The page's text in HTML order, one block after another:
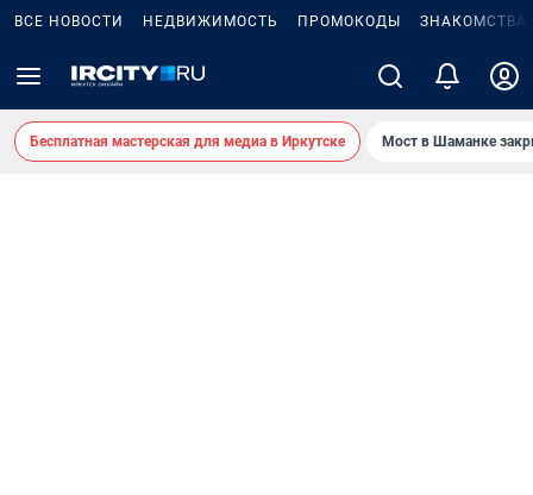
ВСЕ НОВОСТИ НЕДВИЖИМОСТЬ ПРОМОКОДЫ ЗНАКОМСТВА
Бесплатная мастерская для медиа в Иркутске Мост в Шаманке